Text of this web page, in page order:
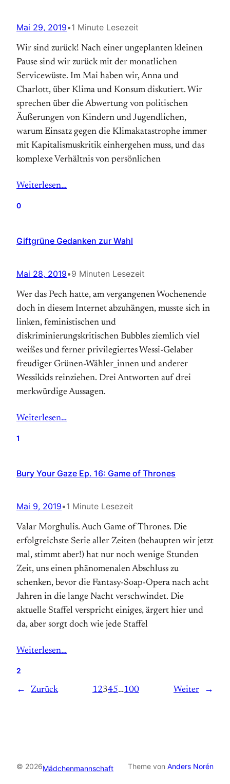
Mai 29, 2019•1 Minute Lesezeit
Wir sind zurück! Nach einer ungeplanten kleinen
Pause sind wir zurück mit der monatlichen
Servicewüste. Im Mai haben wir, Anna und
Charlott, über Klima und Konsum diskutiert. Wir
sprechen über die Abwertung von politischen
Äußerungen von Kindern und Jugendlichen,
warum Einsatz gegen die Klimakatastrophe immer
mit Kapitalismuskritik einhergehen muss, und das
komplexe Verhältnis von persönlichen
Weiterlesen…
0
Giftgrüne Gedanken zur Wahl
Mai 28, 2019•9 Minuten Lesezeit
Wer das Pech hatte, am vergangenen Wochenende
doch in diesem Internet abzuhängen, musste sich in
linken, feministischen und
diskriminierungskritischen Bubbles ziemlich viel
weißes und ferner privilegiertes Wessi-Gelaber
freudiger Grünen-Wähler_innen und anderer
Wessikids reinziehen. Drei Antworten auf drei
merkwürdige Aussagen.
Weiterlesen…
1
Bury Your Gaze Ep. 16: Game of Thrones
Mai 9, 2019•1 Minute Lesezeit
Valar Morghulis. Auch Game of Thrones. Die
erfolgreichste Serie aller Zeiten (behaupten wir jetzt
mal, stimmt aber!) hat nur noch wenige Stunden
Zeit, uns einen phänomenalen Abschluss zu
schenken, bevor die Fantasy-Soap-Opera nach acht
Jahren in die lange Nacht verschwindet. Die
aktuelle Staffel verspricht einiges, ärgert hier und
da, aber sorgt doch wie jede Staffel
Weiterlesen…
2
← Zurück 12345…100 Weiter →
© 2026Mädchenmannschaft Theme von Anders Norén